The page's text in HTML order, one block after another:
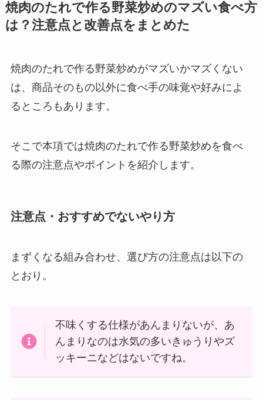
焼肉のたれで作る野菜炒めのマズい食べ方
は？注意点と改善点をまとめた
焼肉のたれで作る野菜炒めがマズいかマズくない
は、商品そのもの以外に食べ手の味覚や好みによ
るところもあります。
そこで本項では焼肉のたれで作る野菜炒めを食べ
る際の注意点やポイントを紹介します。
注意点・おすすめでないやり方
まずくなる組み合わせ、選び方の注意点は以下の
とおり。
不味くする仕様があんまりないが、あ
んまりなのは水気の多いきゅうりやズ
ッキーニなどはないですね。